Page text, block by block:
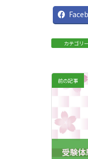
カテゴリー
前の記事
受験